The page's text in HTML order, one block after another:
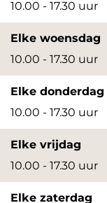
10.00 - 17.30 uur
Elke woensdag
10.00 - 17.30 uur
Elke donderdag
10.00 - 17.30 uur
Elke vrijdag
10.00 - 17.30 uur
Elke zaterdag